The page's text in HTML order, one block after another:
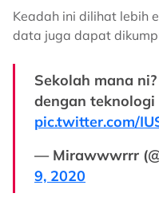
Keadah ini dilihat lebih
data juga dapat
Sekolah mana
dengan teknologi
pic.twitter.com/
— Mirawwwrrr
9, 2020